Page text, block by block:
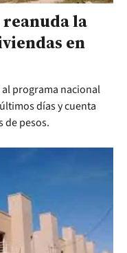
la
en
programa nacional
días y cuenta
de pesos.